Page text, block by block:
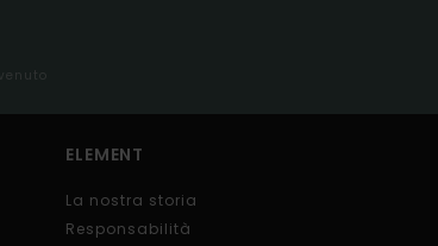
ELEMENT
La nostra storia
Responsabilità